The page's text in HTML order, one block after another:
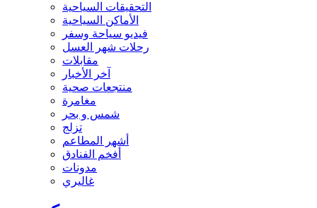
التحقيقات السياحية
الأماكن السياحية
فيديو سياحة وسفر
رحلات شهر العسل
مقابلات
آخر الأخبار
منتجعات صحية
مغامرة
شمس و بحر
تزلج
أشهر المطاعم
أفخم الفنادق
مدونات
غاليري